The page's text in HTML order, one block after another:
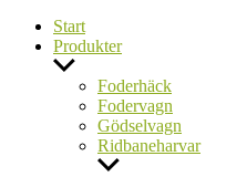
Start
Produkter
Visa
undermenyFoderhäck
Fodervagn
Gödselvagn
Ridbaneharvar
Visa